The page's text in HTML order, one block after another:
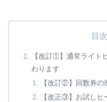
目次
【改訂①】通常ライト
わります
【改訂②】回数券の
【改正③】お試しヒ